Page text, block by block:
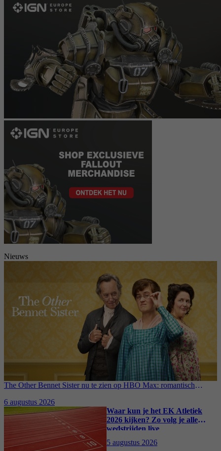
Nieuws
The Other Bennet Sister nu te zien op HBO Max: romantisch
6 augustus 2026
Waar kun je het EK Atletiek
2026 kijken? Zo volg je alle
wedstrijden live
5 augustus 2026